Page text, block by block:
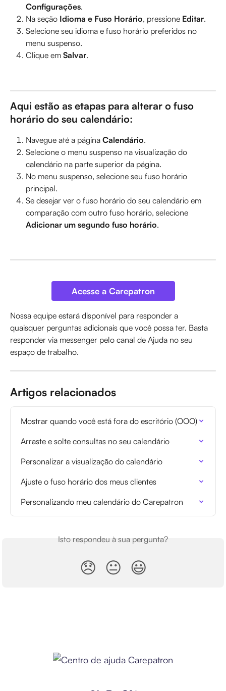
Configurações.
Na seção Idioma e Fuso Horário, pressione Editar.
Selecione seu idioma e fuso horário preferidos no
menu suspenso.
Clique em Salvar.
Aqui estão as etapas para alterar o fuso
horário do seu calendário:
Navegue até a página Calendário.
Selecione o menu suspenso na visualização do
calendário na parte superior da página.
No menu suspenso, selecione seu fuso horário
principal.
Se desejar ver o fuso horário do seu calendário em
comparação com outro fuso horário, selecione
Adicionar um segundo fuso horário.
Acesse a Carepatron
Nossa equipe estará disponível para responder a
quaisquer perguntas adicionais que você possa ter. Basta
responder via messenger pelo canal de Ajuda no seu
espaço de trabalho.
Artigos relacionados
Mostrar quando você está fora do escritório (OOO)
Arraste e solte consultas no seu calendário
Personalizar a visualização do calendário
Ajuste o fuso horário dos meus clientes
Personalizando meu calendário do Carepatron
Isto respondeu à sua pergunta?
😞 😐 😃